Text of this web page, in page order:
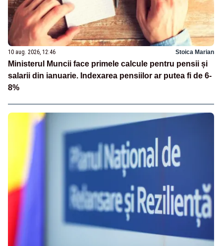
10 aug. 2026, 12:46 Stoica Marian
Ministerul Muncii face primele calcule pentru pensii și
salarii din ianuarie. Indexarea pensiilor ar putea fi de 6-
8%